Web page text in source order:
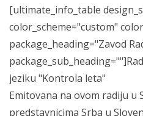
[ultimate_info_table
color_scheme="custom"
package_heading="Zavod
jeziku "Kontrola leta"
Emitovana na ovom radiju u
predstavnicima Srba u